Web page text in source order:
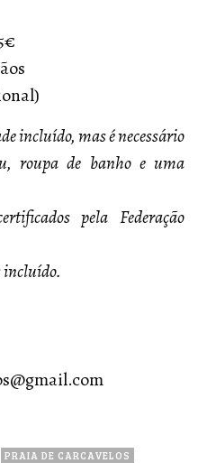
incluído, mas é necessário
roupa de banho e uma
pela Federação
incluído.
PRAIA DE CARCAVELOS